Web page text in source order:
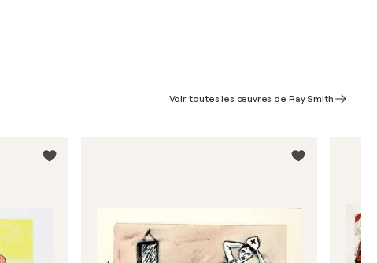
Voir toutes les œuvres de Ray Smith